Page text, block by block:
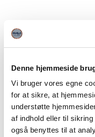
Denne hjemmeside
Vi bruger vores egne
for at sikre, at
understøtte
af indhold eller til
også benyttes til at